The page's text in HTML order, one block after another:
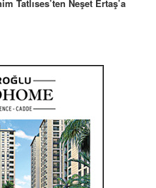
Tatlıses’ten Neşet Ertaş’a